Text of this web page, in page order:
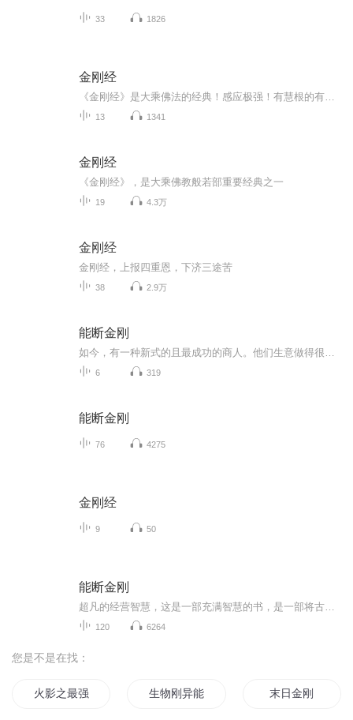
33 1826
金刚经
13 1341
金刚经
《金刚经》，是大乘佛教般若部重要经典之一
19 4.3万
金刚经
金刚经，上报四重恩，下济三途苦
38 2.9万
能断金刚
6 319
能断金刚
76 4275
金刚经
9 50
能断金刚
120 6264
您是不是在找：
火影之最强小金刚 生物刚异能的女主你见过吗末日金刚